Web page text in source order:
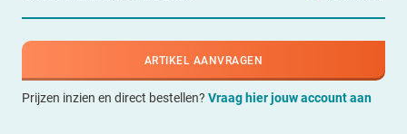
ARTIKEL AANVRAGEN
Prijzen inzien en direct bestellen? Vraag hier jouw account aan